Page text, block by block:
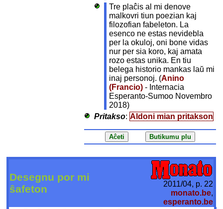
Tre plaĉis al mi denove
malkovri tiun poezian kaj
filozofian fabeleton. La
esenco ne estas nevidebla
per la okuloj, oni bone vidas
nur per sia koro, kaj amata
rozo estas unika. En tiu
belega historio mankas laŭ mi
inaj personoj. (Anino
(Francio)- Internacia
Esperanto-Sumoo Novembro
2018)
Pritakso: Aldoni mian pritakson
Desegnu por mi
ŝafeton
2011/04, p. 22
monato.be,
esperanto.be